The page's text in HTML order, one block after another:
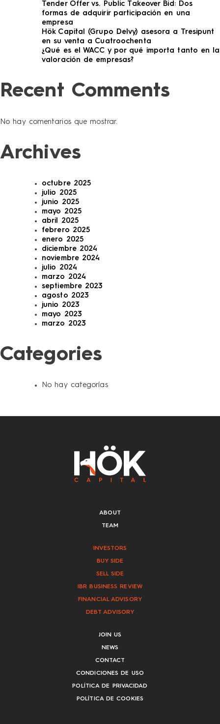
Tender Offer vs. Public Takeover Bid: Dos
formas de adquirir participación en una
empresa
Hök Capital (Grupo Delvy) asesora a Tresipunt
en su venta a Cuatroochenta
¿Qué es el WACC y por qué importa tanto en la
valoración de empresas?
Recent Comments
No hay comentarios que mostrar.
Archives
octubre 2025
julio 2025
junio 2025
mayo 2025
abril 2025
febrero 2025
enero 2025
diciembre 2024
noviembre 2024
julio 2024
marzo 2024
septiembre 2023
agosto 2023
junio 2023
mayo 2023
marzo 2023
Categories
No hay categorías
ABOUT
TEAM
INVESTORS
BUY SIDE
SELL SIDE
IBR BUSINESS REVIEW
FINANCIAL ADVISORY
DEBT ADVISORY
JOIN US
NEWS
CONTACT
CONDICIONES DE USO
POLÍTICA DE PRIVACIDAD
POLÍTICA DE COOKIES